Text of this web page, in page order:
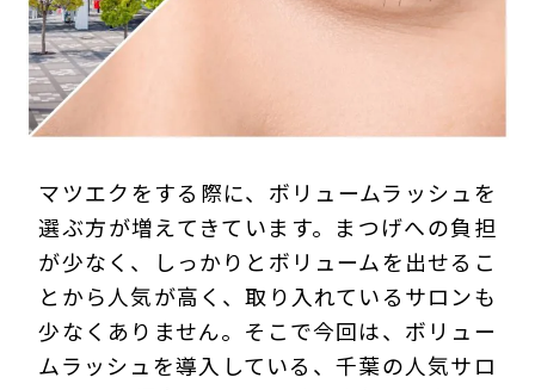
プライバシーポリシー
マツエクをする際に、ボリュームラッシュを
選ぶ方が増えてきています。まつげへの負担
が少なく、しっかりとボリュームを出せるこ
とから人気が高く、取り入れているサロンも
少なくありません。そこで今回は、ボリュー
ムラッシュを導入している、千葉の人気サロ